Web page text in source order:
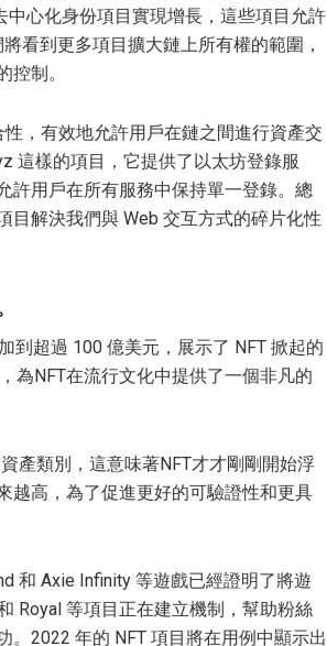
心化身份項目實現增長，這些項目允許
看到更多項目擴大鏈上所有權的範圍，
制。
，有效地允許用戶在鏈之間進行資產交
這樣的項目，它提供了以太坊登錄服
許用戶在所有服務中保持單一登錄。總
目解決我們與 Web 交互方式的碎片化性
到超過 100 億美元，展示了 NFT 掀起的
為NFT在流行文化中提供了一個非凡的
產類別，這意味著NFT才才剛剛開始浮
越高，為了促進更好的可驗證性和更具
和 Axie Infinity 等遊戲已經證明了將遊
Royal 等項目正在建立機制，幫助粉絲
2022 年的 NFT 項目將在用例中顯示出